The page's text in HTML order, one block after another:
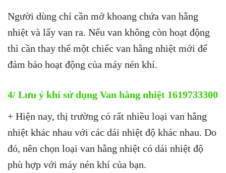
Người dùng chỉ cần mở khoang chứa van hằng
nhiệt và lấy van ra. Nếu van không còn hoạt động
thì cần thay thế một chiếc van hằng nhiệt mới để
đảm bảo hoạt động của máy nén khí.
4/ Lưu ý khí sử dụng Van hằng nhiệt 1619733300
+ Hiện nay, thị trường có rất nhiều loại van hằng
nhiệt khác nhau với các dải nhiệt độ khác nhau. Do
đó, nên chọn loại van hằng nhiệt có dải nhiệt độ
phù hợp với máy nén khí của bạn.